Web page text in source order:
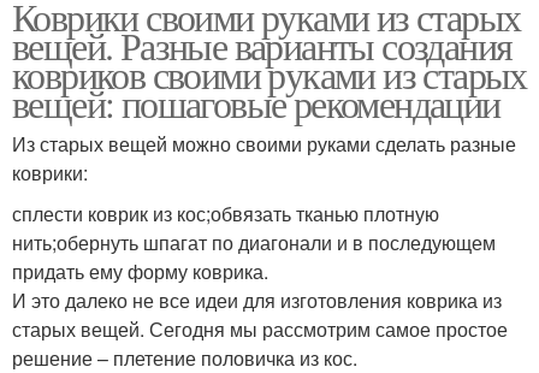
Коврики своими руками из старых
вещей. Разные варианты создания
ковриков своими руками из старых
вещей: пошаговые рекомендации
Из старых вещей можно своими руками сделать разные
коврики:
сплести коврик из кос;обвязать тканью плотную
нить;обернуть шпагат по диагонали и в последующем
придать ему форму коврика.
И это далеко не все идеи для изготовления коврика из
старых вещей. Сегодня мы рассмотрим самое простое
решение – плетение половичка из кос.